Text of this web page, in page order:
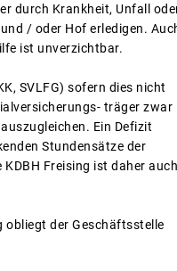
durch Krankheit, Unfall
/ oder Hof erledigen.
ist unverzichtbar.
SVLFG) sofern dies nicht
träger zwar
Ein Defizit
Stundensätze der
Freising ist daher auch
obliegt der Geschäftsstelle